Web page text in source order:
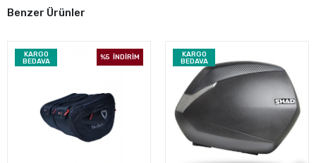
Benzer Ürünler
KARGO
BEDAVA
%5 İNDİRİM
KARGO
BEDAVA